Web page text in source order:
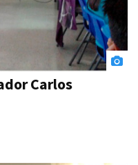
Carlos